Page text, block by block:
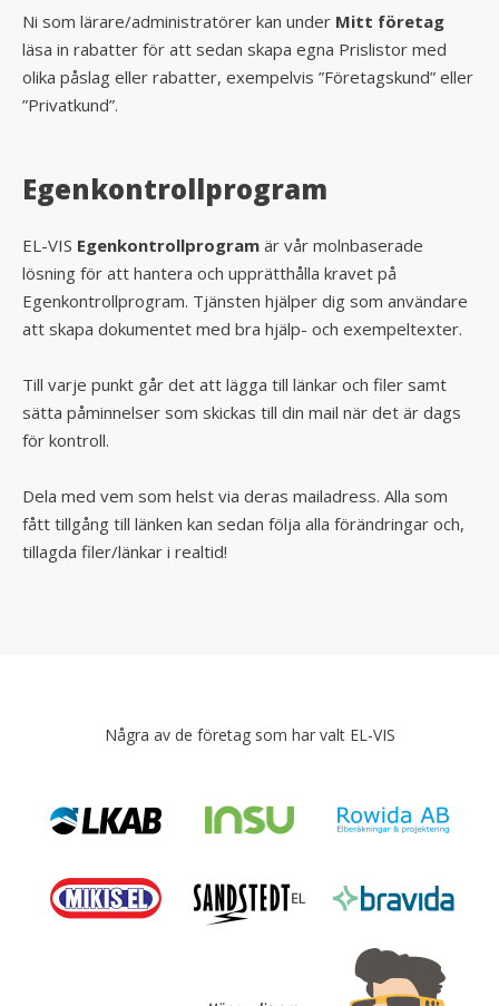
Ni som lärare/administratörer kan under Mitt företag
läsa in rabatter för att sedan skapa egna Prislistor med
olika påslag eller rabatter, exempelvis ”Företagskund” eller
”Privatkund”.
Egenkontrollprogram
EL-VIS Egenkontrollprogram är vår molnbaserade
lösning för att hantera och upprätthålla kravet på
Egenkontrollprogram. Tjänsten hjälper dig som användare
att skapa dokumentet med bra hjälp- och exempeltexter.
Till varje punkt går det att lägga till länkar och filer samt
sätta påminnelser som skickas till din mail när det är dags
för kontroll.
Dela med vem som helst via deras mailadress. Alla som
fått tillgång till länken kan sedan följa alla förändringar och,
tillagda filer/länkar i realtid!
Några av de företag som har valt EL-VIS